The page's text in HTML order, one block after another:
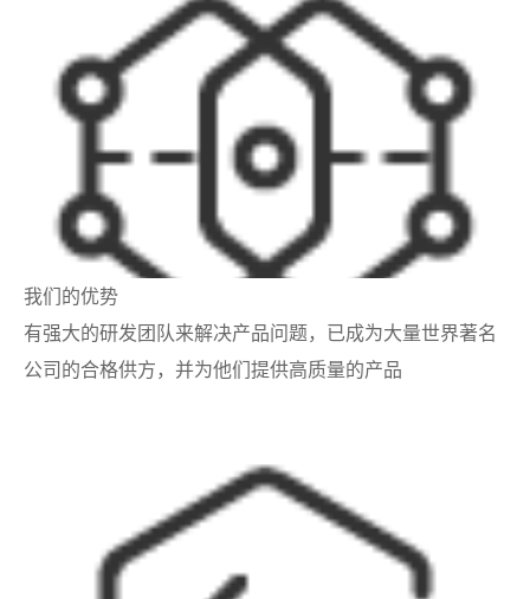
我们的优势
有强大的研发团队来解决产品问题，已成为大量世界著名
公司的合格供方，并为他们提供高质量的产品